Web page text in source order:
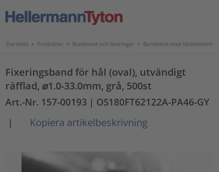
Startsida > Produkter > Buntband och fixeringar > Buntband med fästelement
Fixeringsband för hål (oval), utvändigt
räfflad, ⌀1.0-33.0mm, grå, 500st
Art.-Nr. 157-00193 | OS180FT62122A-PA46-GY
|
Kopiera artikelbeskrivning